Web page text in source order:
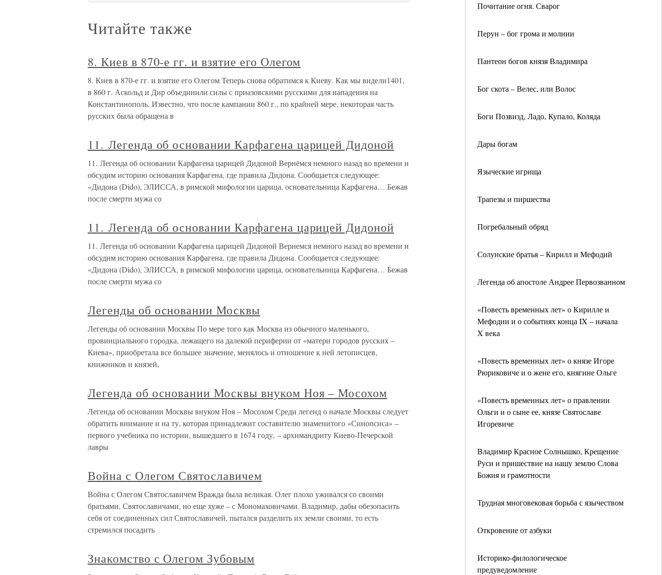
Почитание огня. Сварог
Перун – бог грома и молнии
Пантеон богов князя Владимира
Бог скота – Велес, или Волос
Боги Позвизд, Ладо, Купало, Коляда
Дары богам
Языческие игрища
Трапезы и пиршества
Погребальный обряд
Солунские братья – Кирилл и Мефодий
Легенда об апостоле Андрее Первозванном
«Повесть временных лет» о Кирилле и
Мефодии и о событиях конца IX – начала
X века
«Повесть временных лет» о князе Игоре
Рюриковиче и о жене его, княгине Ольге
«Повесть временных лет» о правлении
Ольги и о сыне ее, князе Святославе
Игоревиче
Владимир Красное Солнышко, Крещение
Руси и пришествие на нашу землю Слова
Божия и грамотности
Трудная многовековая борьба с язычеством
Откровение от азбуки
Историко-филологическое
предуведомление
Читайте также
8. Киев в 870-е гг. и взятие его Олегом
8. Киев в 870-е гг. и взятие его Олегом Теперь снова обратимся к Киеву. Как мы видели1401,
в 860 г. Аскольд и Дир объединили силы с приазовскими русскими для нападения на
Константинополь. Известно, что после кампании 860 г., по крайней мере, некоторая часть
русских была обращена в
11. Легенда об основании Карфагена царицей Дидоной
11. Легенда об основании Карфагена царицей Дидоной Вернёмся немного назад во времени и
обсудим историю основания Карфагена, где правила Дидона. Сообщается следующее:
«Дидона (Dido), ЭЛИССА, в римской мифологии царица, основательница Карфагена… Бежав
после смерти мужа со
11. Легенда об основании Карфагена царицей Дидоной
11. Легенда об основании Карфагена царицей Дидоной Вернемся немного назад во времени и
обсудим историю основания Карфагена, где правила Дидона. Сообщается следующее:
«Дидона (Dido), ЭЛИССА, в римской мифологии царица, основательница Карфагена… Бежав
после смерти мужа со
Легенды об основании Москвы
Легенды об основании Москвы По мере того как Москва из обычного маленького,
провинциального городка, лежащего на далекой периферии от «матери городов русских –
Киева», приобретала все большее значение, менялось и отношение к ней летописцев,
книжников и князей,
Легенда об основании Москвы внуком Ноя – Мосохом
Легенда об основании Москвы внуком Ноя – Мосохом Среди легенд о начале Москвы следует
обратить внимание и на ту, которая принадлежит составителю знаменитого «Синопсиса» –
первого учебника по истории, вышедшего в 1674 году, – архимандриту Киево-Печерской
лавры
Война с Олегом Святославичем
Война с Олегом Святославичем Вражда была великая. Олег плохо уживался со своими
братьями, Святославичами, но еще хуже – с Мономаховичами. Владимир, дабы обезопасить
себя от соединенных сил Святославичей, пытался разделить их земли своими, то есть
стремился посадить
Знакомство с Олегом Зубовым